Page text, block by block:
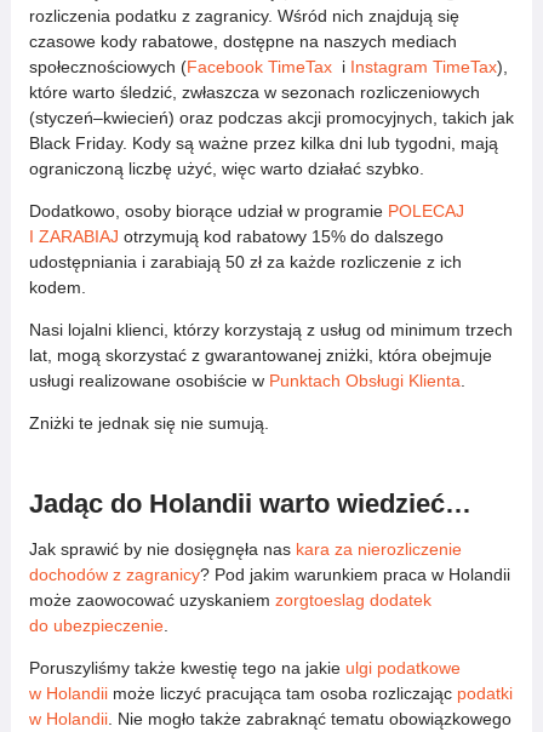
rozliczenia podatku z zagranicy. Wśród nich znajdują się
czasowe kody rabatowe, dostępne na naszych mediach
społecznościowych (Facebook TimeTaxi Instagram TimeTax),
które warto śledzić, zwłaszcza w sezonach rozliczeniowych
(styczeń–kwiecień) oraz podczas akcji promocyjnych, takich jak
Black Friday. Kody są ważne przez kilka dni lub tygodni, mają
ograniczoną liczbę użyć, więc warto działać szybko.
Dodatkowo, osoby biorące udział w programie POLECAJ
I ZARABIAJ otrzymują kod rabatowy 15% do dalszego
udostępniania i zarabiają 50 zł za każde rozliczenie z ich
kodem.
Nasi lojalni klienci, którzy korzystają z usług od minimum trzech
lat, mogą skorzystać z gwarantowanej zniżki, która obejmuje
usługi realizowane osobiście w Punktach Obsługi Klienta
Zniżki te jednak się nie sumują.
Jadąc do Holandii warto wiedzieć…
Jak sprawić by nie dosięgnęła nas kara za nierozliczenie
dochodów z zagranicy? Pod jakim warunkiem praca w Holandii
może zaowocować uzyskaniem zorgtoeslag dodatek
do ubezpieczenie.
Poruszyliśmy także kwestię tego na jakie ulgi podatkowe
w Holandiimoże liczyć pracująca tam osoba rozliczając podatki
w Holandii. Nie mogło także zabraknąć tematu obowiązkowego